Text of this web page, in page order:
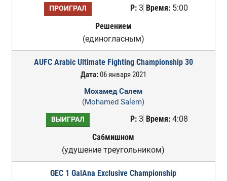
ПРОИГРАЛ Р:3 Время:5:00
Решением
(единогласным)
AUFC Arabic Ultimate Fighting Championship 30
Дата:06 января 2021
Мохамед Салем
(Mohamed Salem)
ВЫИГРАЛ Р:3 Время:4:08
Сабмишном
(удушение треугольником)
GEC 1 GalAna Exclusive Championship